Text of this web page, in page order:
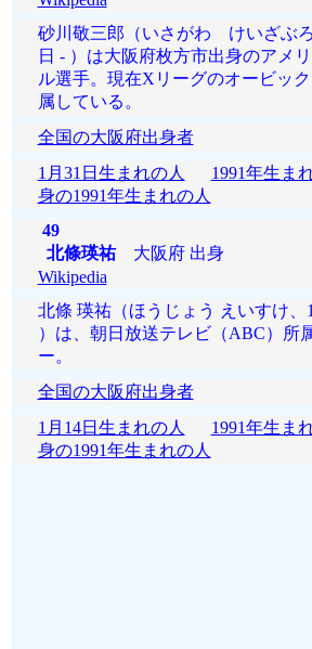
砂川敬三郎（いさがわ けいざぶろ
日 - ）は大阪府枚方市出身のアメ
ル選手。現在Xリーグのオービッ
属している。
全国の大阪府出身者
1月31日生まれの人
1991年生ま
身の1991年生まれの人
49
北條瑛祐大阪府 出身
Wikipedia
北條 瑛祐（ほうじょう えいすけ、
）は、朝日放送テレビ（ABC）所
ー。
全国の大阪府出身者
1月14日生まれの人
1991年生ま
身の1991年生まれの人